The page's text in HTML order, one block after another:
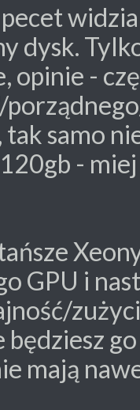
dysk.
opinie -
samo
-
GPU i
mają